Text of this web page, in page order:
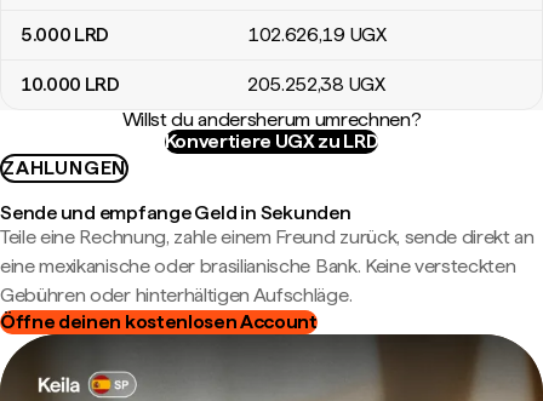
5.000 LRD 102.626,19 UGX
10.000 LRD 205.252,38 UGX
Willst du andersherum umrechnen?
Konvertiere UGX zu LRD
ZAHLUNGEN
Sende und empfange Geld in Sekunden
Teile eine Rechnung, zahle einem Freund zurück, sende direkt an
eine mexikanische oder brasilianische Bank. Keine versteckten
Gebühren oder hinterhältigen Aufschläge.
Öffne deinen kostenlosen Account